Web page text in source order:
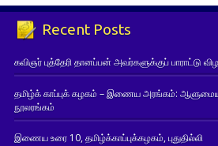
Recent Posts
கவிஞர் புத்தேரி தானப்பன் அவர்களுக்குப் பாராட்டு
தமிழ்க் காப்புக் கழகம் – இணைய அரங்கம்:
நூலரங்கம்
இணைய உரை 10, தமிழ்க்காப்புக்கழகம், புதுதில்லி